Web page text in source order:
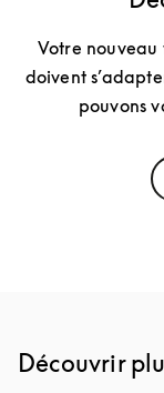
Votre nouveau
doivent
pouvons
Découvrir